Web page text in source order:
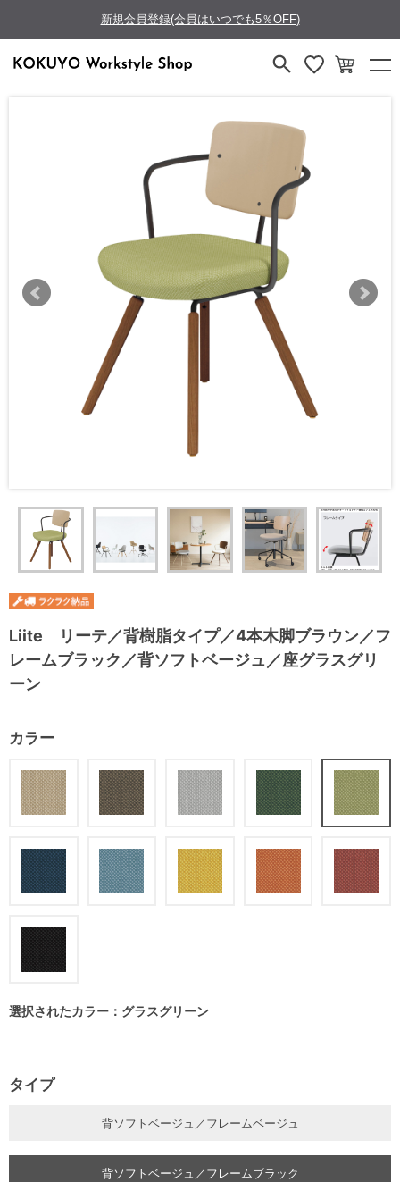
新規会員登録(会員はいつでも5％OFF)
Liite リーテ／背樹脂タイプ／4本木脚ブラウン／フ
レームブラック／背ソフトベージュ／座グラスグリ
ーン
カラー
選択されたカラー：グラスグリーン
タイプ
背ソフトベージュ／フレームベージュ
背ソフトベージュ／フレームブラック